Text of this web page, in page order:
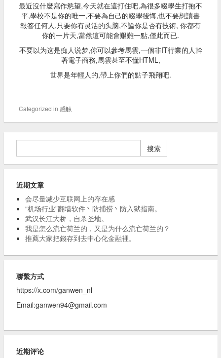
最近沒什麼寫作慾望,今天就在這打住吧,為很多輟學生打抱不
平,學校不是你的唯一,不要為自己的輟學後悔,也不要想讀書
報答任何人,只要你有灵活的头脑,不論你是否有技術, 你都有
你的一片天,當然這可能會艱難一點,僅此而已.
不要以为这是痴人说梦,你可以參考馬雲,一個非IT行業的人幹
著電子商務,馬雲甚至不懂HTML,
世界是年輕人的,帶上你們的點子飛翔吧.
Categorized in 感触
索：
近期文章
会尽量减少互联网上的存在感
“机场行业”翻墙软件丶防捕捞丶防入狱指南。
武汉长江大桥，自杀圣地。
我是怎么流亡荷兰的，又是为什么流亡荷兰的？
推薦大家把錢存到去中心化金融裡。
聯繫方式
https://x.com/ganwen_nl
Email:ganwen94@gmail.com
近期评论